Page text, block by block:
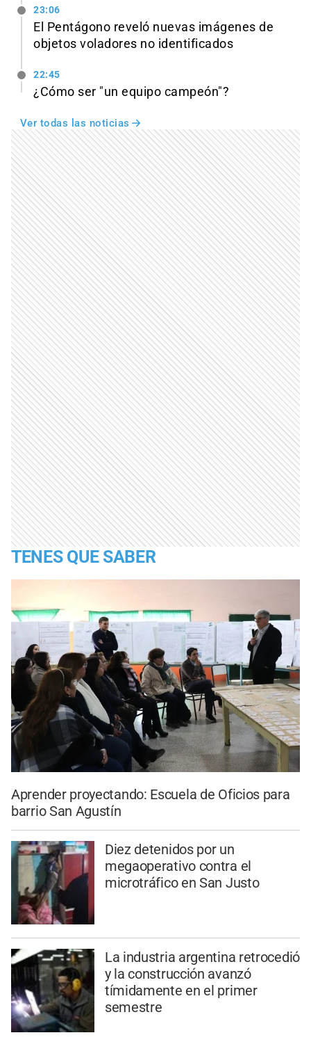
23:06
El Pentágono reveló nuevas imágenes de
objetos voladores no identificados
22:45
¿Cómo ser "un equipo campeón"?
Ver todas las noticias
TENES QUE SABER
Aprender proyectando: Escuela de Oficios para
barrio San Agustín
Diez detenidos por un
megaoperativo contra el
microtráfico en San Justo
La industria argentina retrocedió
y la construcción avanzó
tímidamente en el primer
semestre